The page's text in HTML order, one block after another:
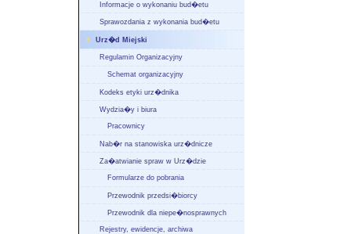
Informacje o wykonaniu bud�etu
Sprawozdania z wykonania bud�etu
Urz�d Miejski
Regulamin Organizacyjny
Schemat organizacyjny
Kodeks etyki urz�dnika
Wydzia�y i biura
Pracownicy
Nab�r na stanowiska urz�dnicze
Za�atwianie spraw w Urz�dzie
Formularze do pobrania
Przewodnik przedsi�biorcy
Przewodnik dla niepe�nosprawnych
Rejestry, ewidencje, archiwa